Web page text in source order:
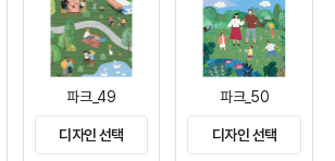
파크_49
디자인 선택
파크_50
디자인 선택